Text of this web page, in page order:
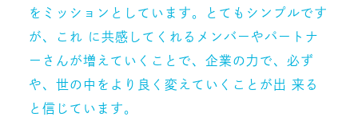
をミッションとしています。とてもシンプルです
が、これ に共感してくれるメンバーやパートナ
ーさんが増えていくことで、企業の力で、必ず
や、世の中をより良く変えていくことが出 来る
と信じています。